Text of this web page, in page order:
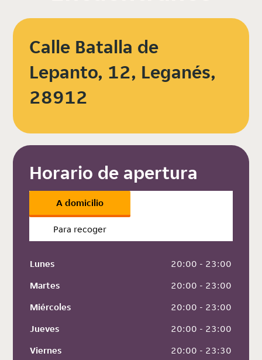
Calle Batalla de
Lepanto, 12, Leganés,
28912
Horario de apertura
A domicilio
Para recoger
Lunes
20:00 - 23:00
Martes
20:00 - 23:00
Miércoles
20:00 - 23:00
Jueves
20:00 - 23:00
Viernes
20:00 - 23:30